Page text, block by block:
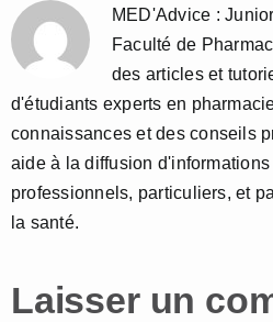
MED'Advice :
Faculté de
des articles et
d'étudiants experts en
connaissances et des conseils
aide à la diffusion
professionnels, particuliers, et
la santé.
Laisser un